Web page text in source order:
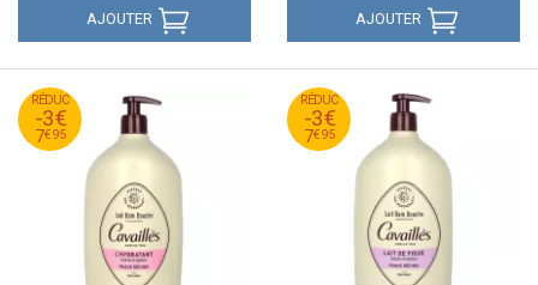
AJOUTER AJOUTER
RÉDUC
-3€
7€95
10
€
95
7
€
95
RÉDUC
-3€
7€95
10
€
95
7
€
95